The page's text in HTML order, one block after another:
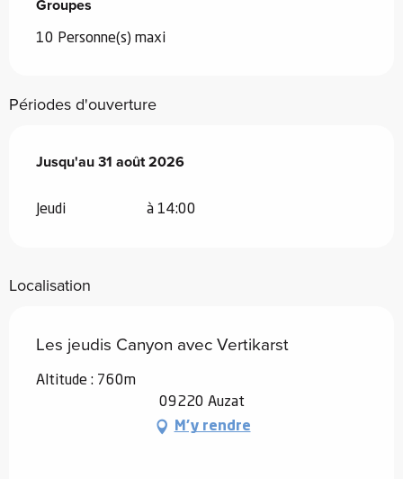
Groupes
Groupes
10 Personne(s) maxi
Périodes d'ouverture
Du1 juillet 2026au31 août 2026
Jusqu'au31 août 2026
Jeudi à 14:00
Localisation
Les jeudis Canyon avec Vertikarst
Altitude : 760m
09220 Auzat
M'y rendre